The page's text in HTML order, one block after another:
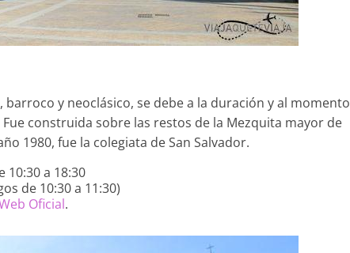
barroco y neoclásico, se debe a la duración y al momento
construida sobre las restos de la Mezquita mayor de
1980, fue la colegiata de San Salvador.
10:30 a 18:30
de 10:30 a 11:30)
Oficial.